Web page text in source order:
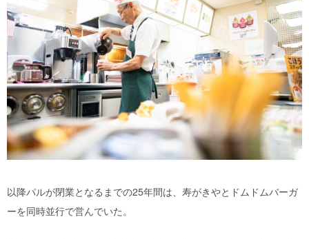
以降パルが閉業となるまでの25年間は、寿がきやとドムドムバーガ
ーを同時並行で営んでいた。